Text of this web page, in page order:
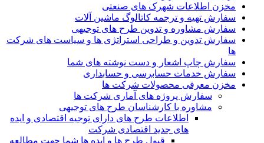
مخزن اطلاعات شهرک های صنعتی
سفارش تهیه و ترجمه کاتالوگ ماشین آلات
سفارش مشاوره و تدوین طرح های توجیهی
سفارش تدوین و طراحی استراتژی ها و سیاست های شرکت
ها
سفارش چاپ اشعار و دست نوشته های شما
سفارش خدمات حسابرسی و حسابداری
مخزن معرفی محصولات شرکت ها
سفارش پروژه های آماری شرکت ها
مشاوره با کارشناسان طرح های توجیهی
اطلاعات طرح های دارای توجیه اقتصادی و ایده
های جدید اقتصادی شرکت
قبول طرح ها و ایده ها شما جهت مطالعه